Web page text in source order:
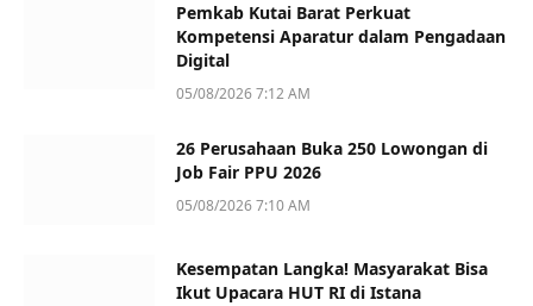
Pemkab Kutai Barat Perkuat
Kompetensi Aparatur dalam Pengadaan
Digital
05/08/2026 7:12 AM
26 Perusahaan Buka 250 Lowongan di
Job Fair PPU 2026
05/08/2026 7:10 AM
Kesempatan Langka! Masyarakat Bisa
Ikut Upacara HUT RI di Istana